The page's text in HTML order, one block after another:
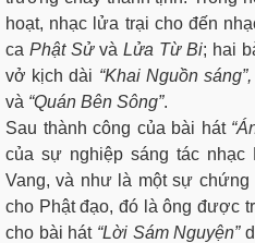
hoạt, nhạc lửa trại cho đến
ca Phật Sử và Lửa Từ Bi; hai
vở kịch dài “Khai Nguồn
và “Quán Bên Sông”.
Sau thành công của bài hát
của sự nghiệp sáng tác nhạc
Vang, và như là một sự chứng
cho Phật đạo, đó là ông được
cho bài hát “Lời Sám Nguyện”